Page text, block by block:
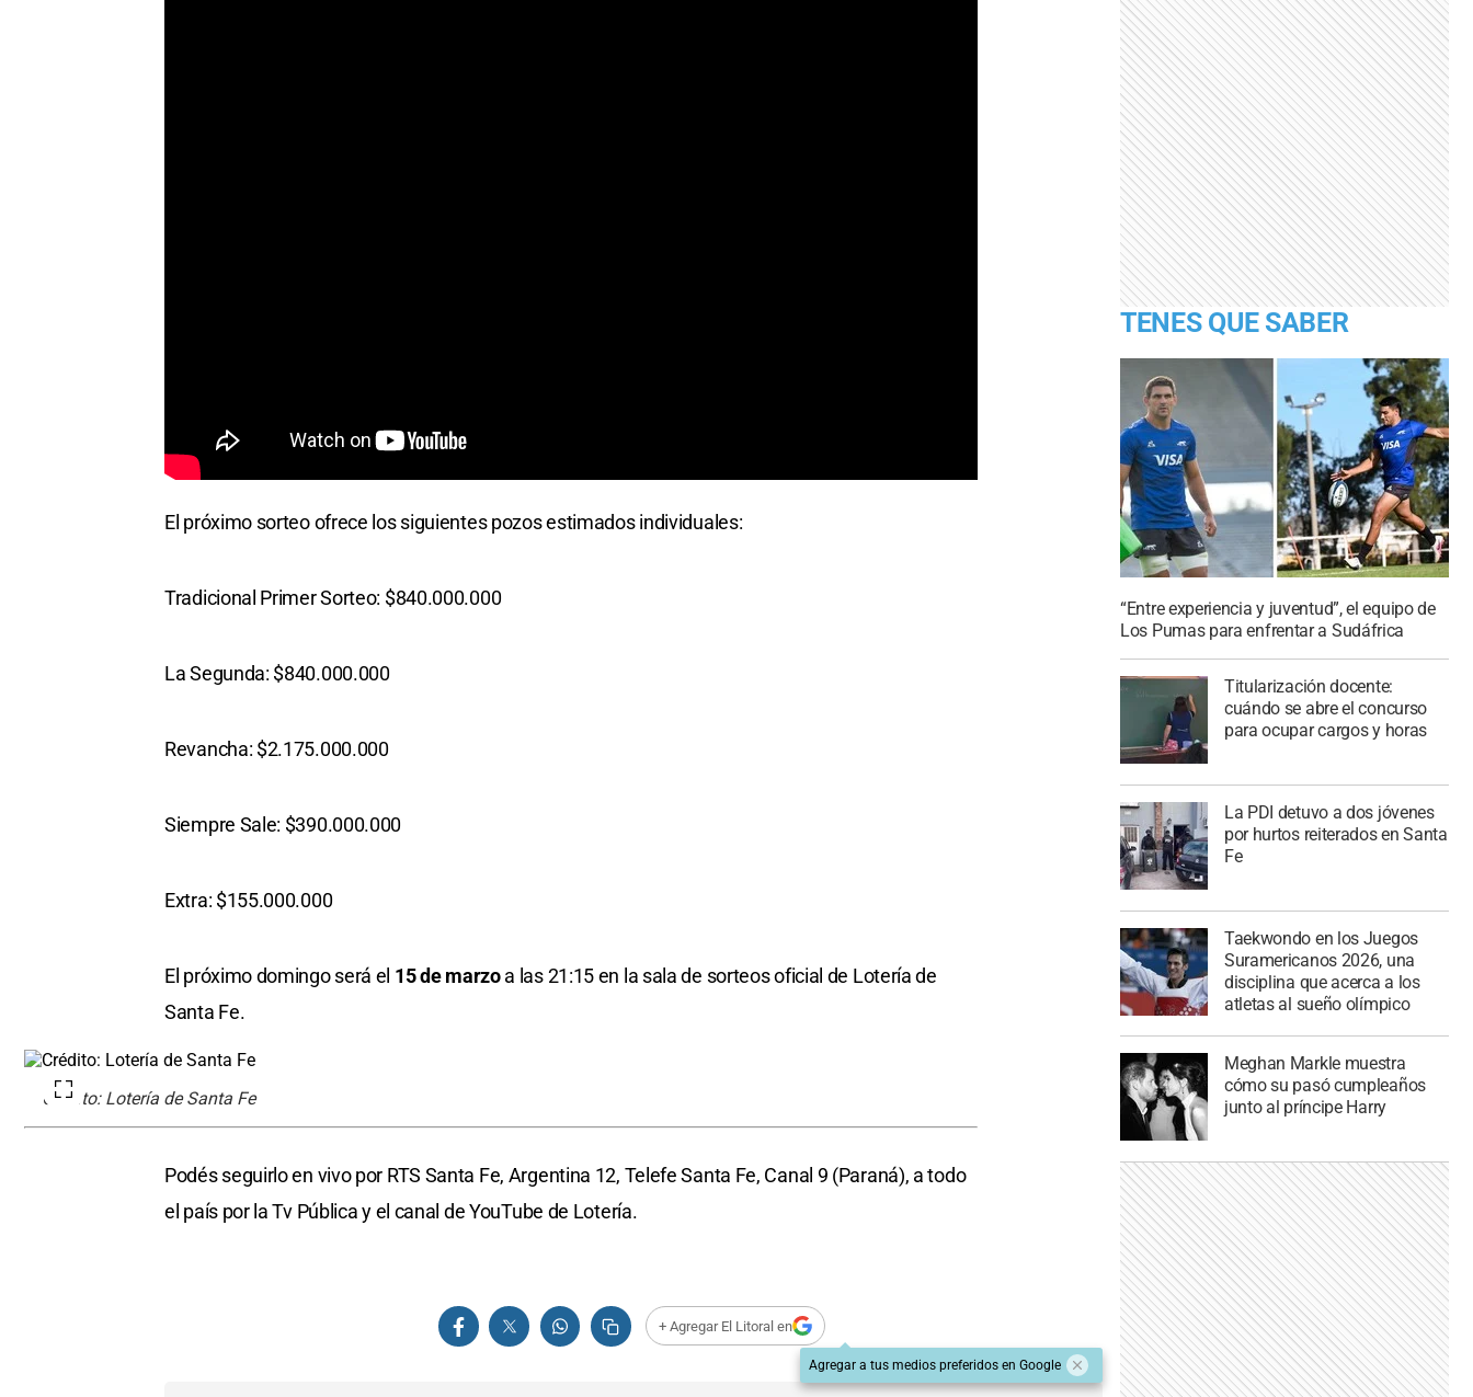
El próximo sorteo ofrece los siguientes pozos estimados individuales:
Tradicional Primer Sorteo: $840.000.000
La Segunda: $840.000.000
Revancha: $2.175.000.000
Siempre Sale: $390.000.000
Extra: $155.000.000
El próximo domingo será el 15 de marzoa las 21:15 en la sala de sorteos oficial de Lotería de
Santa Fe.
Crédito: Lotería de Santa Fe
Podés seguirlo en vivo por RTS Santa Fe, Argentina 12, Telefe Santa Fe, Canal 9 (Paraná), a todo
el país por la Tv Pública y el canal de YouTube de Lotería.
+ Agregar El Litoral en
Agregar a tus medios preferidos en Google
TENES QUE SABER
“Entre experiencia y juventud”, el equipo de
Los Pumas para enfrentar a Sudáfrica
Titularización docente:
cuándo se abre el concurso
para ocupar cargos y horas
La PDI detuvo a dos jóvenes
por hurtos reiterados en Santa
Fe
Taekwondo en los Juegos
Suramericanos 2026, una
disciplina que acerca a los
atletas al sueño olímpico
Meghan Markle muestra
cómo su pasó cumpleaños
junto al príncipe Harry